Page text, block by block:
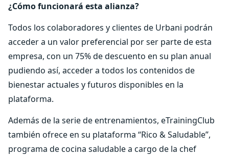
¿Cómo funcionará esta alianza?
Todos los colaboradores y clientes de Urbani podrán
acceder a un valor preferencial por ser parte de esta
empresa, con un 75% de descuento en su plan anual
pudiendo así, acceder a todos los contenidos de
bienestar actuales y futuros disponibles en la
plataforma.
Además de la serie de entrenamientos, eTrainingClub
también ofrece en su plataforma “Rico & Saludable”,
programa de cocina saludable a cargo de la chef